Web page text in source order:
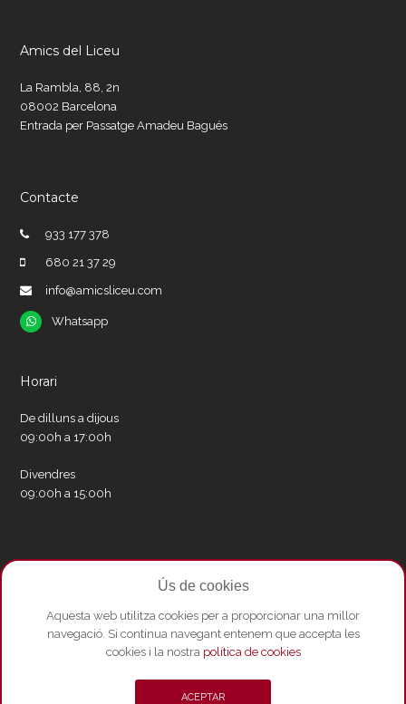
Amics del Liceu
La Rambla, 88, 2n
08002 Barcelona
Entrada per Passatge Amadeu Bagués
Contacte
933 177 378
680 21 37 29
info@amicsliceu.com
Whatsapp
Whatsapp
Horari
De dilluns a dijous
09:00h a 17:00h
Divendres
09:00h a 15:00h
Xarxes socials
TwitterFacebookInstagram
Whatsapp
Youtube
Ús de cookies
Aquesta web utilitza cookies per a proporcionar una millor
navegació. Si continua navegant entenem que accepta les
cookies i la nostra política de cookies
ACEPTAR